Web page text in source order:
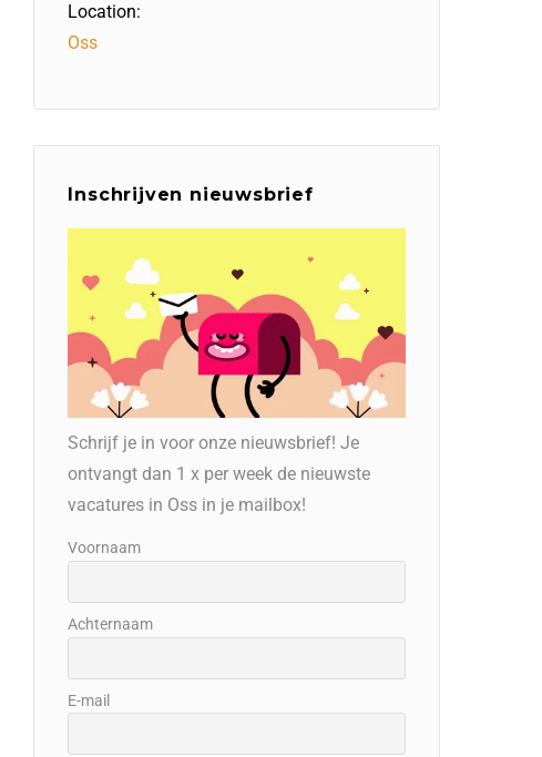
Location:
Oss
Inschrijven nieuwsbrief
Schrijf je in voor onze nieuwsbrief! Je
ontvangt dan 1 x per week de nieuwste
vacatures in Oss in je mailbox!
Voornaam
Achternaam
E-mail